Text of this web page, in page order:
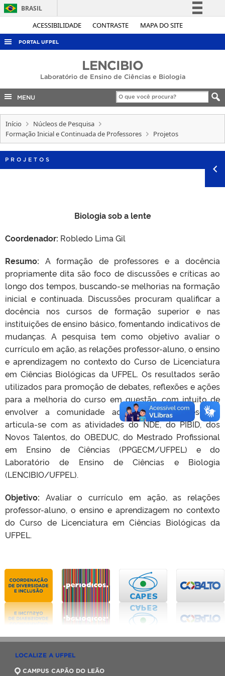
ACESSIBILIDADE CONTRASTE MAPA DO SITE
BRASIL
Simplifique!
Acesso à informação
Canais
PORTAL UFPEL
AUDITORIA
EDITAIS
INTERNACIONAL
OUVIDORIA
LENCIBIO
Laboratório de Ensino de Ciências e Biologia
MENU
Início
Núcleos de Pesquisa
Formação Inicial e Continuada de Professores
Projetos
PROJETOS
Biologia sob a lente
Coordenador: Robledo Lima Gil
Resumo: A formação de professores e a docência
propriamente dita são foco de discussões e críticas ao
longo dos tempos, buscando-se melhorias na formação
inicial e continuada. Discussões procuram qualificar a
docência nos cursos de formação superior e nas
instituições de ensino básico, fomentando indicativos de
mudanças. A pesquisa tem como objetivo avaliar o
currículo em ação, as relações professor-aluno, o ensino
e aprendizagem no contexto do Curso de Licenciatura
em Ciências Biológicas da UFPEL. Os resultados serão
utilizados para promoção de debates, reflexões e ações
para a melhoria do curso em questão, com intuito de
envolver a comunidade acadêmica. Esta pesquisa
articula-se com as atividades do NDE, do PIBID, dos
Novos Talentos, do OBEDUC, do Mestrado Profissional
em Ensino de Ciências (PPGECM/UFPEL) e do
Laboratório de Ensino de Ciências e Biologia
(LENCIBIO/UFPEL).
Objetivo: Avaliar o currículo em ação, as relações
professor-aluno, o ensino e aprendizagem no contexto
do Curso de Licenciatura em Ciências Biológicas da
UFPEL.
LOCALIZE A UFPEL
CAMPUS CAPÃO DO LEÃO